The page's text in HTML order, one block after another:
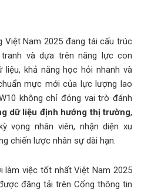
Nam 2025 đang tái cấu trúc
và dựa trên năng lực con
khả năng học hỏi nhanh và
mực mới của lực lượng lao
không chỉ đóng vai trò đánh
dữ liệu định hướng thị trường,
vọng nhân viên, nhận diện xu
chiến lược nhân sự dài hạn.
làm việc tốt nhất Việt Nam 2025
đăng tải trên Cổng thông tin